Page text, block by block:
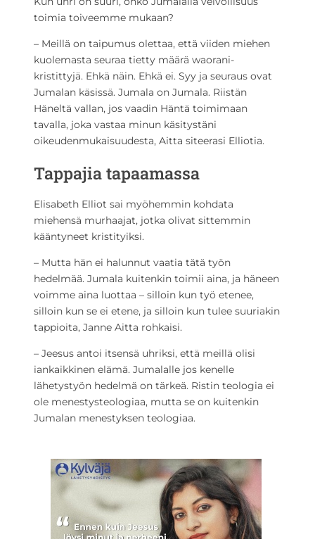
toimia toiveemme mukaan?
– Meillä on taipumus olettaa, että viiden miehen
kuolemasta seuraa tietty määrä waorani-
kristittyjä. Ehkä näin. Ehkä ei. Syy ja seuraus ovat
Jumalan käsissä. Jumala on Jumala. Riistän
Häneltä vallan, jos vaadin Häntä toimimaan
tavalla, joka vastaa minun käsitystäni
oikeudenmukaisuudesta, Aitta siteerasi Elliotia.
Tappajia tapaamassa
Elisabeth Elliot sai myöhemmin kohdata
miehensä murhaajat, jotka olivat sittemmin
kääntyneet kristityiksi.
– Mutta hän ei halunnut vaatia tätä työn
hedelmää. Jumala kuitenkin toimii aina, ja häneen
voimme aina luottaa – silloin kun työ etenee,
silloin kun se ei etene, ja silloin kun tulee suuriakin
tappioita, Janne Aitta rohkaisi.
– Jeesus antoi itsensä uhriksi, että meillä olisi
iankaikkinen elämä. Jumalalle jos kenelle
lähetystyön hedelmä on tärkeä. Ristin teologia ei
ole menestysteologiaa, mutta se on kuitenkin
Jumalan menestyksen teologiaa.